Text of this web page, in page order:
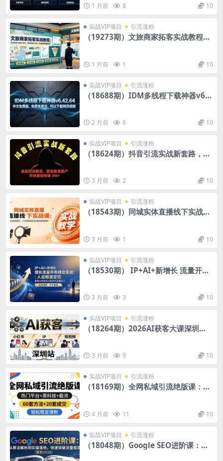
1 月前 8 10
实战VIP项目 引流涨粉
（19273期）文旅商家拓客实战教程；
1 月前 1 10
实战VIP项目 引流涨粉
（18688期）IDM多线程下载神器v6.4
2 月前 6 10
实战VIP项目 引流涨粉
（18624期）抖音引流实战新套路，挂
3 月前 2 10
实战VIP项目 引流涨粉
（18543期）同城实体直播线下实战
3 月前 1 10
实战VIP项目 引流涨粉
（18530期） IP+AI+新增长 流量开年
3 月前 3 10
实战VIP项目 引流涨粉
（18264期）2026AI获客大课深圳
3 月前 9 10
实战VIP项目 引流涨粉
（18169期）全网私域引流绝版课：热
4 月前 11 10
实战VIP项目 引流涨粉
（18048期）Google SEO进阶课：从